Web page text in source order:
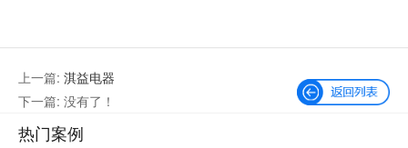
上一篇: 淇益电器
下一篇: 没有了！
热门案例